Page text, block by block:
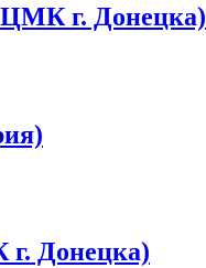
ЦМК г. Донецка)
г. Донецка)